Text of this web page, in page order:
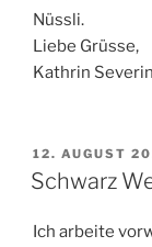
Nüssli.
Liebe Grüsse,
Kathrin Severin
AM
12. AUGUST
Schwarz
Ich arbeite